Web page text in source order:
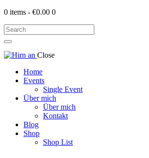
0 items - €0.00 0
Close
Home
Events
Single Event
Über mich
Über mich
Kontakt
Blog
Shop
Shop List